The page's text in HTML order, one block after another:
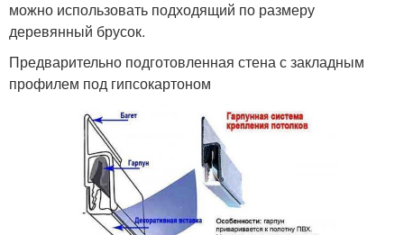
можно использовать подходящий по размеру
деревянный брусок.
Предварительно подготовленная стена с закладным
профилем под гипсокартоном